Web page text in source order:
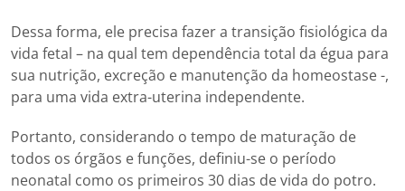
Dessa forma, ele precisa fazer a transição fisiológica da
vida fetal – na qual tem dependência total da égua para
sua nutrição, excreção e manutenção da homeostase -,
para uma vida extra-uterina independente.
Portanto, considerando o tempo de maturação de
todos os órgãos e funções, definiu-se o período
neonatal como os primeiros 30 dias de vida do potro.